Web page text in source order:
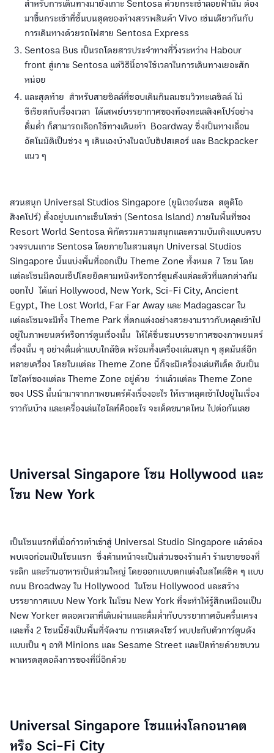
สำหรับการเดินทางมายังเกาะ Sentosa ด้วยกระเช้าลอยฟ้านั้น ต้อง
มาขึ้นกระเช้าที่ชั้นบนสุดของห้างสรรพสินค้า Vivo เช่นเดียวกันกับ
การเดินทางด้วยรถไฟสาย Sentosa Express
Sentosa Bus เป็นรถโดยสารประจำทางที่วิ่งระหว่าง Habour
front สู่เกาะ Sentosa แต่วิธีนี้อาจใช้เวลาในการเดินทางเยอะสัก
หน่อย
และสุดท้าย สำหรับสายชิลล์ที่ชอบเดินกินลมชมวิวทะเลชิลล์ ไม่
ซีเรียสกับเรื่องเวลา ได้เสพย์บรรยากาศของท้องทะเลสิงคโปร์อย่าง
ดื่มด่ำ ก็สามารถเลือกใช้ทางเดินเท้า Boardway ซึ่งเป็นทางเลื่อน
อัตโนมัติเป็นช่วง ๆ เดินเองบ้างในฉบับฮิปสเตอร์ และ Backpacker
แนว ๆ
สวนสนุก Universal Studios Singapore (ยูนิเวอร์แซล สตูดิโอ
สิงคโปร์) ตั้งอยู่บนเกาะเซ็นโตซ่า (Sentosa Island) ภายในพื้นที่ของ
Resort World Sentosa พิกัดรวมความสนุกและความบันเทิงแบบครบ
วงจรบนเกาะ Sentosa โดยภายในสวนสนุก Universal Studios
Singapore นั้นแบ่งพื้นที่ออกเป็น Theme Zone ทั้งหมด 7 โซน โดย
แต่ละโซนมีคอนเซ็ปโดยยึดตามหนังหรือการ์ตูนดังแต่ละตัวที่แตกต่างกัน
ออกไป ได้แก่ Hollywood, New York, Sci-Fi City, Ancient
Egypt, The Lost World, Far Far Away และ Madagascar ใน
แต่ละโซนจะมีทั้ง Theme Park ที่ตกแต่งอย่างสวยงามราวกับหลุดเข้าไป
อยู่ในภาพยนตร์หรือการ์ตูนเรื่องนั้น ให้ได้ชื่นชมบรรยากาศของภาพยนตร์
เรื่องนั้น ๆ อย่างดื่มด่ำแบบใกล้ชิด พร้อมทั้งเครื่องเล่นสนุก ๆ สุดมันส์อีก
หลายเครื่อง โดยในแต่ละ Theme Zone นี้ก็จะมีเครื่องเล่นทีเด็ด อันเป็น
ไฮไลท์ของแต่ละ Theme Zone อยู่ด้วย ว่าแล้วแต่ละ Theme Zone
ของ USS นั้นนำมาจากภาพยนตร์ดังเรื่องอะไร ให้เราหลุดเข้าไปอยู่ในเรื่อง
ราวกันบ้าง และเครื่องเล่นไฮไลท์คืออะไร จะเด็ดขนาดไหน ไปต่อกันเลย
Universal Singapore โซน Hollywood และ
โซน New York
เป็นโซนแรกที่เมื่อก้าวเท้าเข้าสู่ Universal Studio Singapore แล้วต้อง
พบเจอก่อนเป็นโซนแรก ซึ่งด้านหน้าจะเป็นส่วนของร้านค้า ร้านขายของที่
ระลึก และร้านอาหารเป็นส่วนใหญ่ โดยออกแบบตกแต่งในสไตล์ชิค ๆ แบบ
ถนน Broadway ใน Hollywood ในโซน Hollywood และสร้าง
บรรยากาศแบบ New York ในโซน New York ที่จะทำให้รู้สึกเหมือนเป็น
New Yorker ตลอดเวลาที่เดินผ่านและดื่มด่ำกับบรรยากาศอันครื้นเครง
และทั้ง 2 โซนนี้ยังเป็นพื้นที่จัดงาน การแสดงโชว์ พบปะกับตัวการ์ตูนดัง
แบบเป็น ๆ อาทิ Minions และ Sesame Street และปิดท้ายด้วยขบวน
พาเหรดสุดอลังการของที่นี่อีกด้วย
Universal Singapore โซนแห่งโลกอนาคต
หรือ Sci-Fi City